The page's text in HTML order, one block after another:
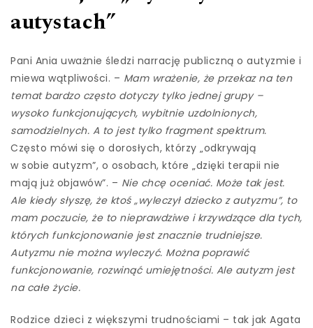
autystach”
Pani Ania uważnie śledzi narrację publiczną o autyzmie i
miewa wątpliwości. – Mam wrażenie, że przekaz na ten
temat bardzo często dotyczy tylko jednej grupy –
wysoko funkcjonujących, wybitnie uzdolnionych,
samodzielnych. A to jest tylko fragment spektrum.
Często mówi się o dorosłych, którzy „odkrywają
w sobie autyzm”, o osobach, które „dzięki terapii nie
mają już objawów”. – Nie chcę oceniać. Może tak jest.
Ale kiedy słyszę, że ktoś „wyleczył dziecko z autyzmu”, to
mam poczucie, że to nieprawdziwe i krzywdzące dla tych,
których funkcjonowanie jest znacznie trudniejsze.
Autyzmu nie można wyleczyć. Można poprawić
funkcjonowanie, rozwinąć umiejętności. Ale autyzm jest
na całe życie.
Rodzice dzieci z większymi trudnościami – tak jak Agata